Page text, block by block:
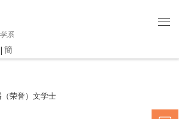
系
| 簡
荣誉）文学士